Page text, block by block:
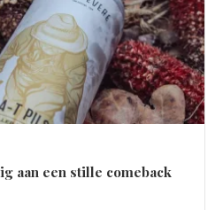
aan een stille comeback